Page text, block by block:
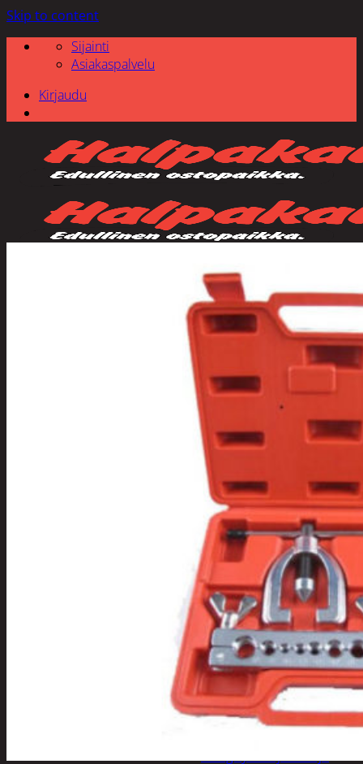
Skip to content
Sijainti
Asiakaspalvelu
Kirjaudu
Poistotuotteet
Kausituotteet
Joulu
Joulu- ja kausivalot
tontut
Kyntteliköt
Valoketjut ja
kuusenvalot
Joulukoristeet
Kranssit ja
asetelmat
Tontut ja
muut
Joulutekstiilit
Paketointi
Marjastus
Talvi
Päivittäistavarat